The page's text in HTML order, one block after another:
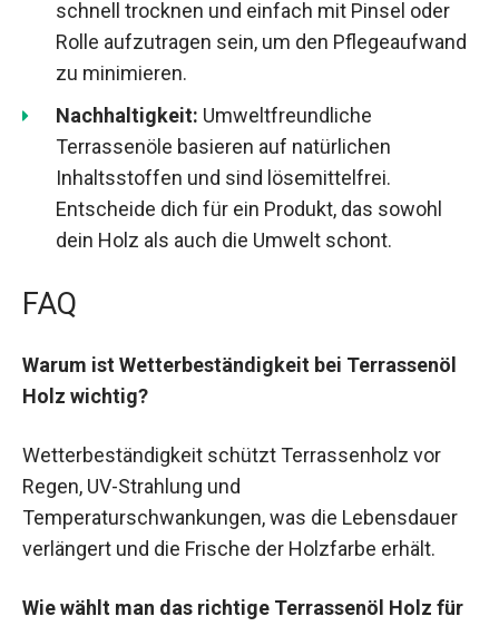
schnell trocknen und einfach mit Pinsel oder
Rolle aufzutragen sein, um den Pflegeaufwand
zu minimieren.
Nachhaltigkeit: Umweltfreundliche
Terrassenöle basieren auf natürlichen
Inhaltsstoffen und sind lösemittelfrei.
Entscheide dich für ein Produkt, das sowohl
dein Holz als auch die Umwelt schont.
FAQ
Warum ist Wetterbeständigkeit bei Terrassenöl
Holz wichtig?
Wetterbeständigkeit schützt Terrassenholz vor
Regen, UV-Strahlung und
Temperaturschwankungen, was die Lebensdauer
verlängert und die Frische der Holzfarbe erhält.
Wie wählt man das richtige Terrassenöl Holz für